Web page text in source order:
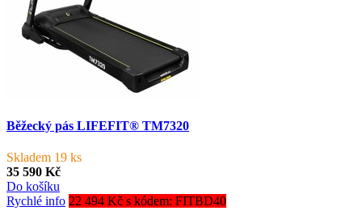
Běžecký pás LIFEFIT® TM7320
Skladem 19 ks
35 590 Kč
Do košíku
Rychlé info 22 494 Kč s kódem: FITBD40